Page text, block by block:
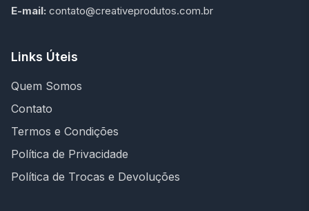
E-mail: contato@creativeprodutos.com.br
Links Úteis
Quem Somos
Contato
Termos e Condições
Política de Privacidade
Política de Trocas e Devoluções